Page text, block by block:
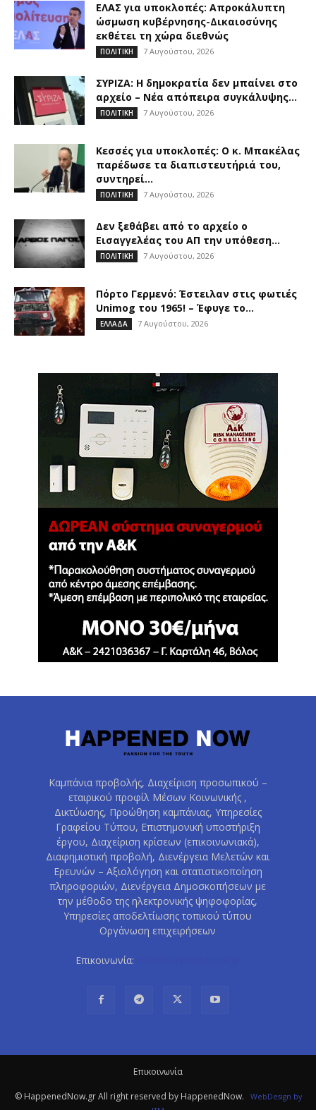
ΕΛΑΣ για υποκλοπές: Απροκάλυπτη
ώσμωση κυβέρνησης-Δικαιοσύνης
εκθέτει τη χώρα διεθνώς
ΠΟΛΙΤΙΚΗ 7 Αυγούστου, 2026
ΣΥΡΙΖΑ: Η δημοκρατία δεν μπαίνει στο
αρχείο – Νέα απόπειρα συγκάλυψης...
ΠΟΛΙΤΙΚΗ 7 Αυγούστου, 2026
Κεσσές για υποκλοπές: Ο κ. Μπακέλας
παρέδωσε τα διαπιστευτήριά του,
συντηρεί...
ΠΟΛΙΤΙΚΗ 7 Αυγούστου, 2026
Δεν ξεθάβει από το αρχείο ο
Εισαγγελέας του ΑΠ την υπόθεση...
ΠΟΛΙΤΙΚΗ 7 Αυγούστου, 2026
Πόρτο Γερμενό: Έστειλαν στις φωτιές
Unimog του 1965! – Έφυγε το...
ΕΛΛΑΔΑ 7 Αυγούστου, 2026
Καμπάνια προβολής, Διαχείριση προσωπικού –
εταιρικού προφίλ Μέσων Κοινωνικής ,
Δικτύωσης, Προώθηση καμπάνιας, Υπηρεσίες
Γραφείου Τύπου, Επιστημονική υποστήριξη
έργου, Διαχείριση κρίσεων (επικοινωνιακά),
Διαφημιστική προβολή, Διενέργεια Μελετών και
Ερευνών – Αξιολόγηση και στατιστικοποίηση
πληροφοριών, Διενέργεια Δημοσκοπήσεων με
την μέθοδο της ηλεκτρονικής ψηφοφορίας,
Υπηρεσίες αποδελτίωσης τοπικού τύπου
Οργάνωση επιχειρήσεων
Επικοινωνία:
Eπικοινωνία
© HappenedNow.gr All right reserved by HappenedNow. WebDesign by